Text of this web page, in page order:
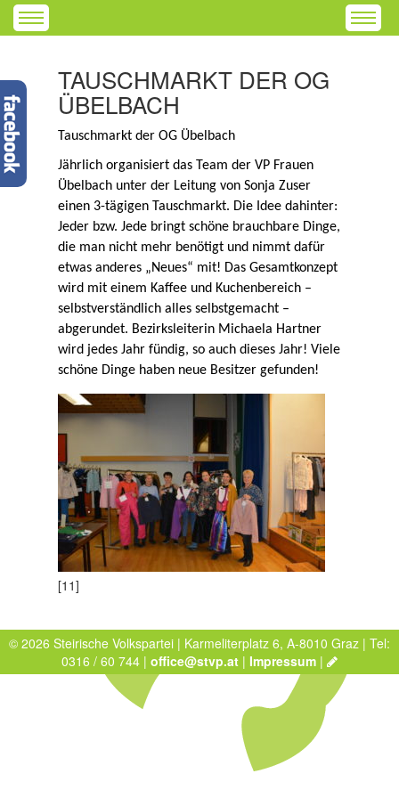
TAUSCHMARKT DER OG
ÜBELBACH
Tauschmarkt der OG Übelbach
Jährlich organisiert das Team der VP Frauen
Übelbach unter der Leitung von Sonja Zuser
einen 3-tägigen Tauschmarkt. Die Idee dahinter:
Jeder bzw. Jede bringt schöne brauchbare Dinge,
die man nicht mehr benötigt und nimmt dafür
etwas anderes „Neues“ mit! Das Gesamtkonzept
wird mit einem Kaffee und Kuchenbereich –
selbstverständlich alles selbstgemacht –
abgerundet. Bezirksleiterin Michaela Hartner
wird jedes Jahr fündig, so auch dieses Jahr! Viele
schöne Dinge haben neue Besitzer gefunden!
[11]
© 2026 Steirische Volkspartei | Karmeliterplatz 6, A-8010 Graz | Tel:
0316 / 60 744 | office@stvp.at | Impressum |